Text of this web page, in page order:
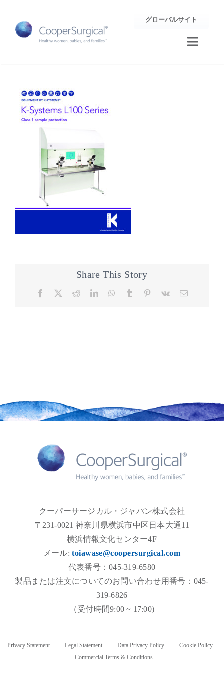
content
グローバルサイト
Toggle
サポート
お問合せ
Share This Story
Facebook RedditLinkedInWhatsApp
Tumblr Pinterest
Vk Email
クーパーサージカル・ジャパン株式会社
〒231-0021 神奈川県横浜市中区日本大通11
横浜情報文化センター4F
メール:toiawase@coopersurgical.com
代表番号：045-319-6580
製品または注文についてのお問い合わせ用番号：045-
319-6826
（受付時間9:00 ~ 17:00)
Privacy Statement Legal Statement Data Privacy Policy
Cookie Policy
Commercial Terms & Conditions